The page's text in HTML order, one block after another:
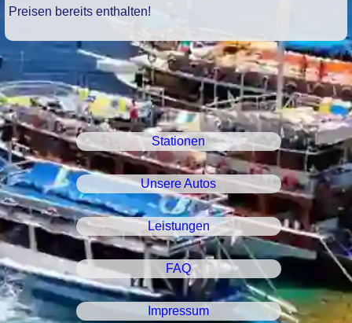
Preisen bereits enthalten!
Stationen
Unsere Autos
Leistungen
FAQ
Impressum